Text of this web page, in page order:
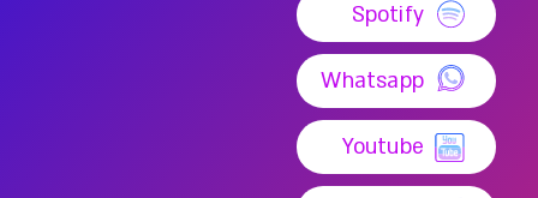
Spotify
Whatsapp
Youtube